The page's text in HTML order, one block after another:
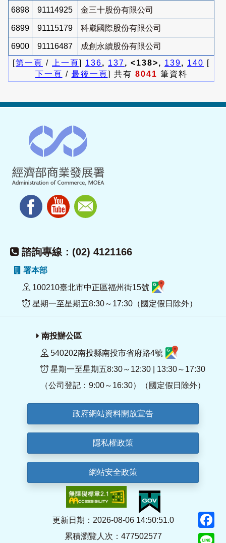
6898 91114925 金三十股份有限公司
6899 91115179 科崴國際股份有限公司
6900 91116487
成創永續股份有限公司
[第一頁 / 上一頁] 136, 137, <138>, 139, 140 [
下一頁 / 最後一頁] 共有 8041 筆資料
諮詢專線：(02) 4121166
署本部
100210臺北市中正區福州街15號
星期一至星期五8:30～17:30（國定假日除外）
南投辦公區
540202南投縣南投市省府路4號
星期一至星期五8:30～12:30 | 13:30～17:30
（公司登記：9:00～16:30）（國定假日除外）
政府網站資料開放宣告
隱私權政策
網站安全政策
更新日期：2026-08-06 14:50:51.0
累積瀏覽人次：477502577